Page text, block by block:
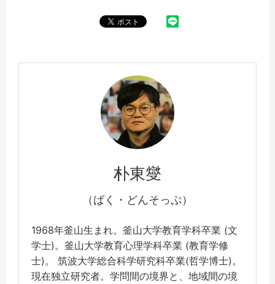
朴東燮
（ばく・どんそっぷ）
1968年釜山生まれ。釜山大学教育学科卒業 (文
学士)。釜山大学教育心理学科卒業 (教育学修
士)。 筑波大学総合科学研究科卒業(哲学博士)。
現在独立研究者。学問間の境界と、地域間の境